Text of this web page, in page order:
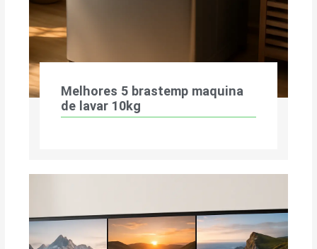
Melhores 5 brastemp maquina
de lavar 10kg